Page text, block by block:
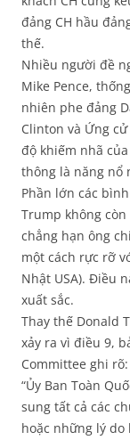
đảng CH hầu
thế.
Nhiều người đề
Mike Pence,
nhiên phe đảng
Clinton và Ứng
độ khiếm nhã
thông là năng nổ
Phần lớn các
Trump không
chẳng hạn ông
một cách rực rỡ
Nhật USA). Điều
xuất sắc.
Thay thế Donald
xảy ra vì điều 9,
Committee ghi rõ:
“Ủy Ban Toàn
sung tất cả các
hoặc những lý do